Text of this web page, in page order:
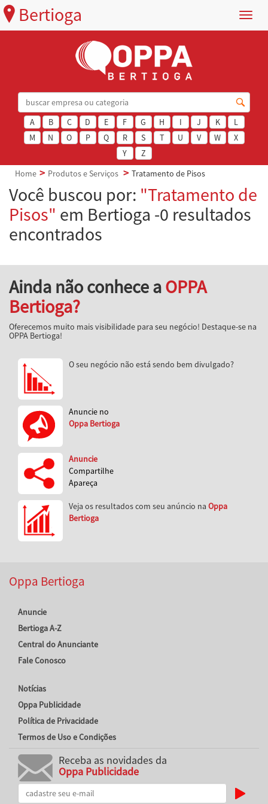
Menu
Bertioga
A B C D E F G H I J K
L
M
N O P Q R S T U V W
X
Y
Z
Home
Produtos e Serviços Tratamento de Pisos
Você buscou por: "Tratamento de
Pisos" em Bertioga -0 resultados
encontrados
Ainda não conhece aOPPA
Bertioga?
Oferecemos muito mais visibilidade para seu negócio! Destaque-se na
OPPA Bertioga!
O seu negócio não está sendo bem divulgado?
Anuncie no
Oppa Bertioga
Anuncie
Compartilhe
Apareça
Veja os resultados com seu anúncio na Oppa
Bertioga
Oppa Bertioga
Anuncie
Bertioga A-Z
Central do Anunciante
Fale Conosco
Notícias
Oppa Publicidade
Política de Privacidade
Termos de Uso e Condições
Receba as novidades da
Oppa Publicidade